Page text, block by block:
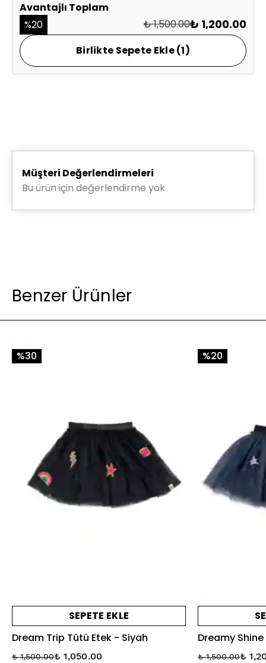
Tüm siparişleriniz HepsiJet ve Aras Kargo ile
gönderilmektedir.
Avantajlı Toplam
%20 ₺ 1,500.00₺ 1,200.00
Birlikte Sepete Ekle (1)
Müşteri Değerlendirmeleri
Bu ürün için değerlendirme yok
Benzer Ürünler
%30
SEPETE EKLE
Dream Trip Tütü Etek - Siyah
₺ 1,500.00₺ 1,050.00
%20
Dreamy
₺ 1,500.00₺